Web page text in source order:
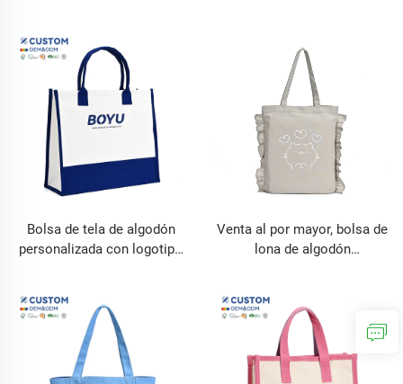
Bolsa de tela de algodón
personalizada con logotipo
bolsa de playa de algodón
extra grande
Venta al por mayor, bolsa de
lona de algodón
sublimación, bolsas tote
para mujer con logotipo
impreso personalizado